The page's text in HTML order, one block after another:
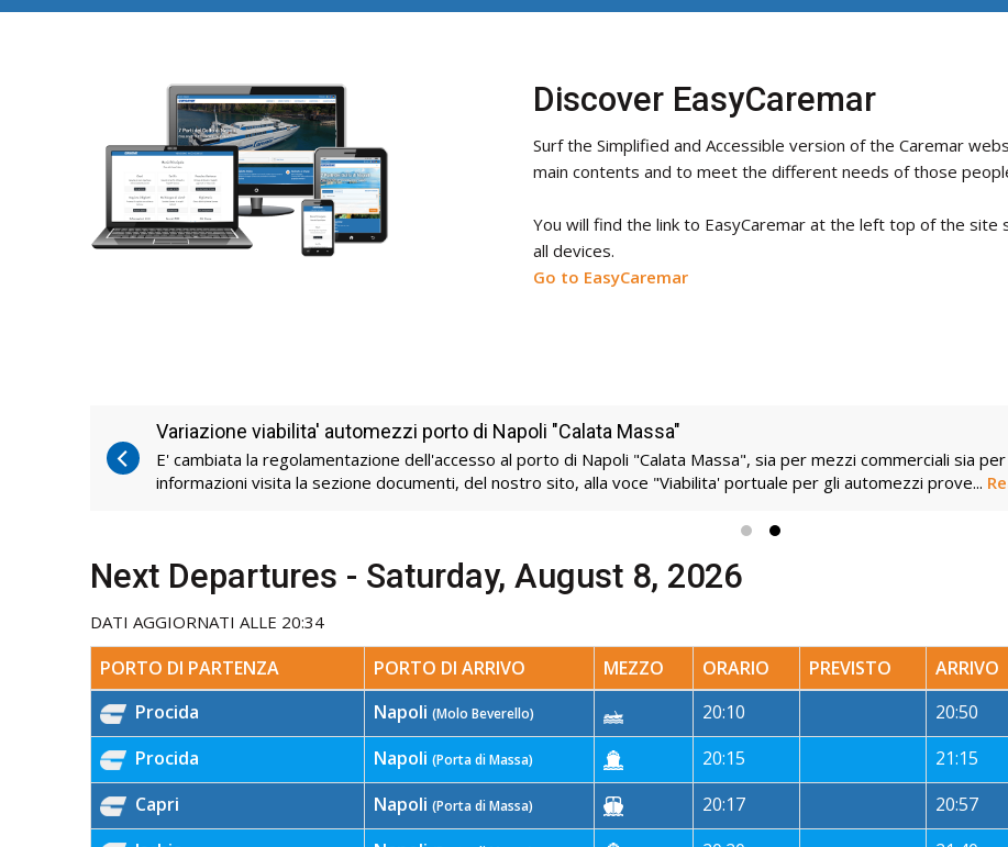
Discover EasyCaremar
Surf the Simplified and Accessible version of the Caremar
main contents and to meet the different needs of those
You will find the link to EasyCaremar at the left top of the site
all devices.
Go to EasyCaremar
Variazione viabilita' automezzi porto di Napoli "Calata Massa"
E' cambiata la regolamentazione dell'accesso al porto di Napoli "Calata Massa", sia per mezzi commerciali sia
informazioni visita la sezione documenti, del nostro sito, alla voce "Viabilita' portuale per gli automezzi prove...
Next Departures - Saturday, August 8, 2026
DATI AGGIORNATI ALLE 20:34
PORTO DI PARTENZA PORTO DI ARRIVO MEZZO ORARIO PREVISTO ARRIVO
Procida
Napoli(Molo Beverello) 20:10 20:50
Procida
Napoli(Porta di Massa) 20:15 21:15
Capri
Napoli(Porta di Massa) 20:17 20:57